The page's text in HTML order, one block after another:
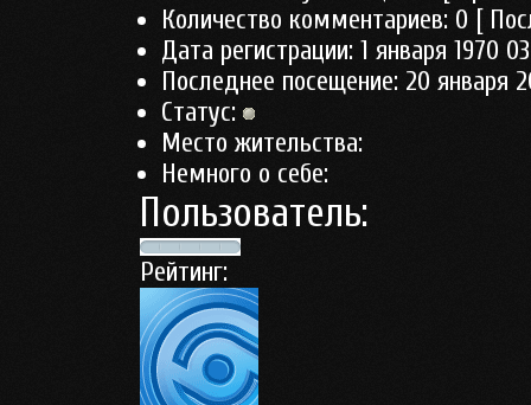
Количество комментариев: 0 [
Дата регистрации: 1 января 1970
Последнее посещение: 20 января
Статус:
Место жительства:
Немного о себе:
Пользователь:
Рейтинг: